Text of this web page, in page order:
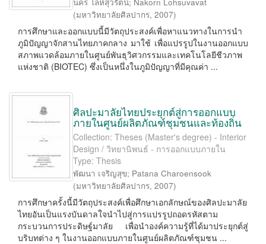
(มหาวิทยาลัยศิลปากร, 2007)
การศึกษาและออกแบบนี้มีวัตถุประสงค์เพื่อหาแนวทางในการนำ
ภูมิปัญญาจักสานไทยภาคกลาง มาใช้ เพื่อแปรรูปในงานออกแบบ
สภาพแวดล้อมภายในศูนย์พันธุวิศวกรรมและเทคโนโลยีชีวภาพ
แห่งชาติ (BIOTEC) ซึ่งเป็นหนึ่งในภูมิปัญญาที่มีคุณค่า ...
ศิลปะมาลัยไทยประยุกต์สู่การออกแบบ
ภายในศูนย์ผลิตภัณฑ์ชุมชนและท้องถิ่น
Collection: Theses (Master's degree) - Interior
Design / วิทยานิพนธ์ - การออกแบบภายใน
Type: Thesis
พัฒนา เจริญสุข; Patana Charoensook
(มหาวิทยาลัยศิลปากร, 2007)
การศึกษาครั้งนี้มีวัตถุประสงค์เพื่อศึกษาเอกลักษณ์ของศิลปะมาลัย
ไทยอันเป็นแรงบันดาลใจนำไปสู่การแปรรูปถอดรหัสตาม
กระบวนการประดิษฐ์มาลัย เพื่อนำองค์ความรู้ที่ได้มาประยุกต์สู่
บริบทต่าง ๆ ในงานออกแบบภายในศูนย์ผลิตภัณฑ์ชุมชน ...